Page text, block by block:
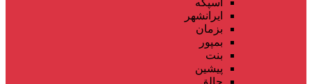
ایرانشهر
بزمان
بمپور
بنت
پیشین
جالق